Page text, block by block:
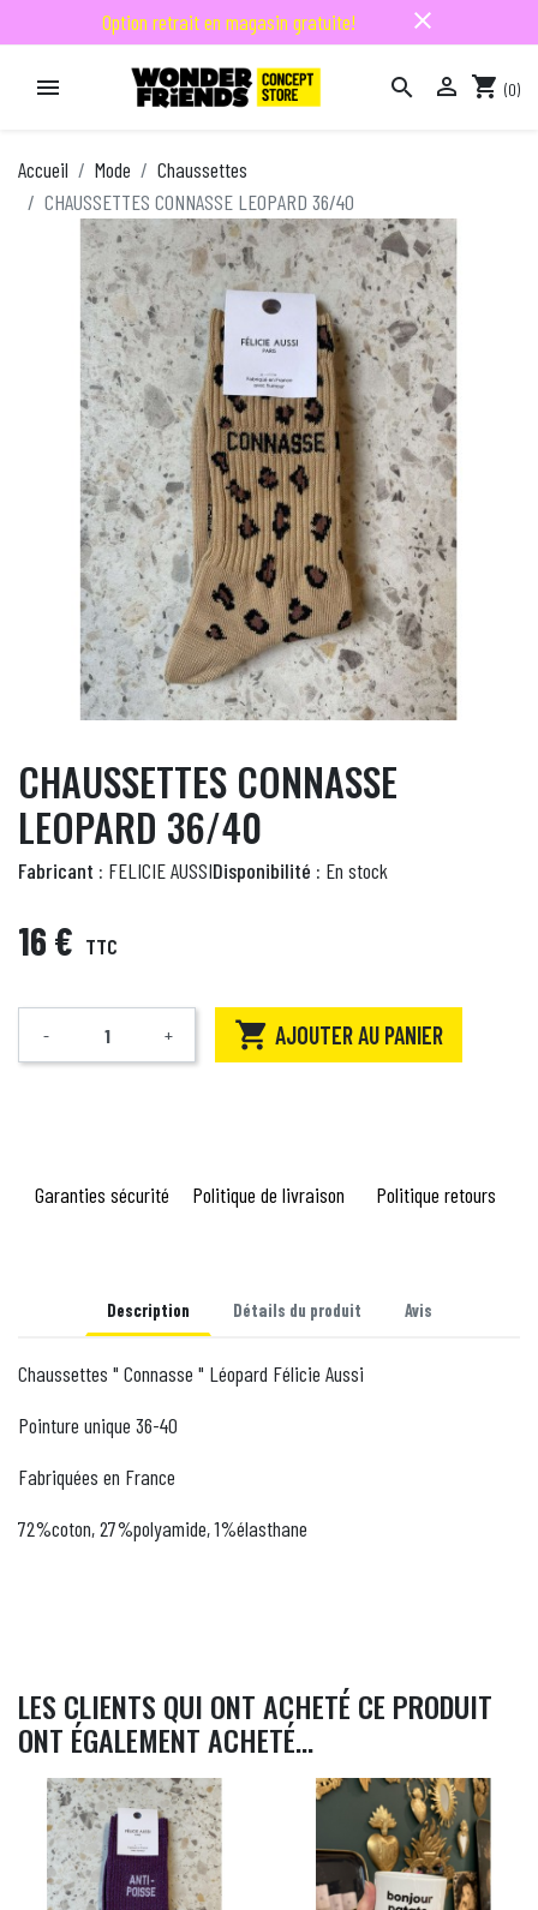
Option retrait en magasin gratuite! close
   shopping_cart (0)
Accueil Mode
Chaussettes
CHAUSSETTES CONNASSE LEOPARD 36/40
CHAUSSETTES CONNASSE
LEOPARD 36/40
Fabricant : FELICIE AUSSIDisponibilité : En stock
16 € TTC
Quantité
- +  AJOUTER AU PANIER
Garanties sécurité Politique de livraison Politique retours
Description Détails du produit Avis
Chaussettes " Connasse " Léopard Félicie Aussi
Pointure unique 36-40
Fabriquées en France
72%coton, 27%polyamide, 1%élasthane
LES CLIENTS QUI ONT ACHETÉ CE PRODUIT
ONT ÉGALEMENT ACHETÉ...